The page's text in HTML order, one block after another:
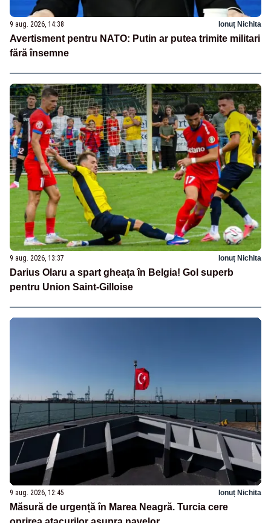
9 aug. 2026, 14:38 Ionuț Nichita
Avertisment pentru NATO: Putin ar putea trimite militari
fără însemne
9 aug. 2026, 13:37 Ionuț Nichita
Darius Olaru a spart gheața în Belgia! Gol superb
pentru Union Saint-Gilloise
9 aug. 2026, 12:45 Ionuț Nichita
Măsură de urgență în Marea Neagră. Turcia cere